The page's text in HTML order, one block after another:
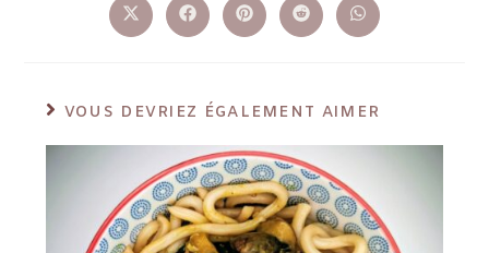
VOUS DEVRIEZ ÉGALEMENT AIMER